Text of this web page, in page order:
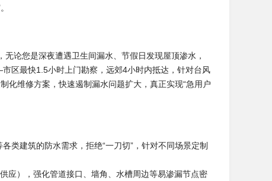
论您是深夜遭遇卫生间漏水、节假日发现屋顶渗水，
区最快1.5小时上门勘察，远郊4小时内抵达，针对台风
化维修方案，快速遏制漏水问题扩大，真正实现“急用户
类建筑的防水需求，拒绝“一刀切”，针对不同场景定制
应），强化管道接口、墙角、水槽周边等易渗漏节点密